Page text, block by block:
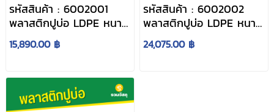
รหัสสินค้า : 6002001
พลาสติกปูบ่อ LDPE หนา
0.2 mm.
15,890.00 ฿
รหัสสินค้า : 6002002
พลาสติกปูบ่อ LDPE หนา
0.3 mm.
24,075.00 ฿